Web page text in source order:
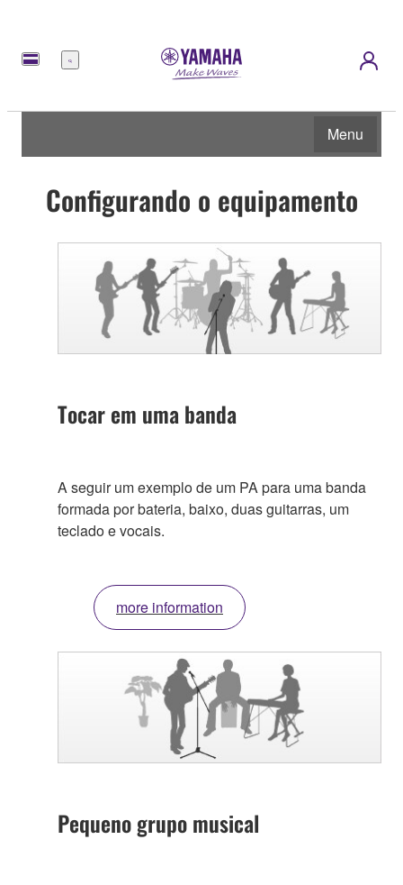
Menu
Menu
Configurando o equipamento
Tocar em uma banda
A seguir um exemplo de um PA para uma banda
formada por bateria, baixo, duas guitarras, um
teclado e vocais.
more information
Pequeno grupo musical